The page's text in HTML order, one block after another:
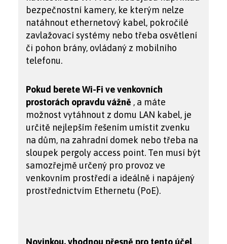
bezpečnostní kamery, ke kterým nelze
natáhnout ethernetový kabel, pokročilé
zavlažovací systémy nebo třeba osvětlení
či pohon brány, ovládaný z mobilního
telefonu.
Pokud berete Wi-Fi ve venkovních
prostorách opravdu vážně , a máte
možnost vytáhnout z domu LAN kabel, je
určitě nejlepším řešením umístit zvenku
na dům, na zahradní domek nebo třeba na
sloupek pergoly access point. Ten musí být
samozřejmě určený pro provoz ve
venkovním prostředí a ideálně i napájený
prostřednictvím Ethernetu (PoE).
Novinkou, vhodnou přesně pro tento účel,